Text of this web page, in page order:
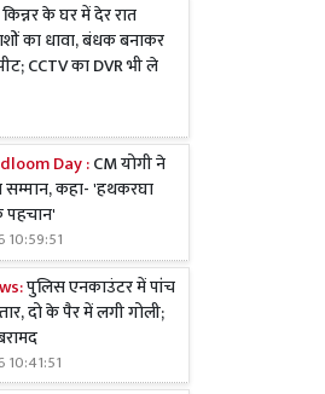
किन्नर के घर में देर रात
का धावा, बंधक बनाकर
CCTV का DVR भी ले
Day :CM योगी ने
सम्मान, कहा- 'हथकरघा
पहचान'
10:59:51
पुलिस एनकाउंटर में पांच
दो के पैर में लगी गोली;
10:41:51